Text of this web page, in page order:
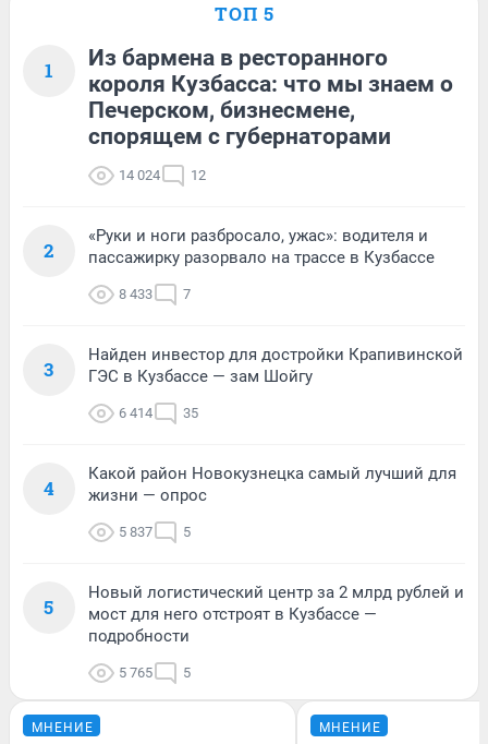
ТОП 5
1
Из бармена в ресторанного
короля Кузбасса: что мы знаем о
Печерском, бизнесмене,
спорящем с губернаторами
14 024 12
2
«Руки и ноги разбросало, ужас»: водителя и
пассажирку разорвало на трассе в Кузбассе
8 433 7
3
Найден инвестор для достройки Крапивинской
ГЭС в Кузбассе — зам Шойгу
6 414 35
4
Какой район Новокузнецка самый лучший для
жизни — опрос
5 837 5
5
Новый логистический центр за 2 млрд рублей и
мост для него отстроят в Кузбассе —
подробности
5 765 5
МНЕНИЕ МНЕНИЕ